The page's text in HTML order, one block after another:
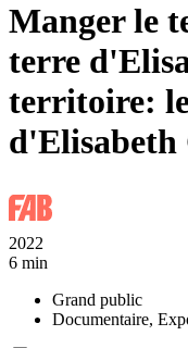
Manger le
terre
territoire:
2022
6 min
Grand public
Documentaire,